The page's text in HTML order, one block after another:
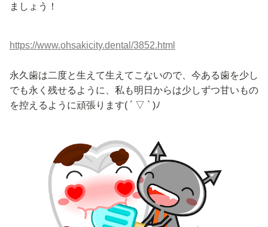
ましょう！
https://www.ohsakicity.dental/3852.html
永久歯は二度と生えて生えてこないので、今ある歯を少し
でも永く残せるように、私も明日からは少しずつ甘いもの
を控えるように頑張ります( ´ ▽ ` )ﾉ